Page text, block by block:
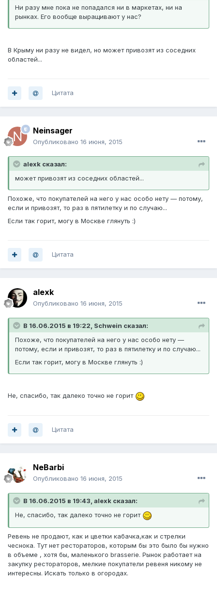
Ни разу мне пока не попадался ни в маркетах, ни на
рынках. Его вообще выращивают у нас?
В Крыму ни разу не видел, но может привозят из соседних
областей...
Цитата
Neinsager
Опубликовано 16 июня, 2015
alexk сказал:
может привозят из соседних областей...
Похоже, что покупателей на него у нас особо нету — потому,
если и привозят, то раз в пятилетку и по случаю...
Если так горит, могу в Москве глянуть :)
Цитата
alexk
Опубликовано 16 июня, 2015
В 16.06.2015 в 19:22, Schwein сказал:
Похоже, что покупателей на него у нас особо нету —
потому, если и привозят, то раз в пятилетку и по случаю...
Если так горит, могу в Москве глянуть :)
Не, спасибо, так далеко точно не горит
Цитата
NeBarbi
Опубликовано 16 июня, 2015
В 16.06.2015 в 19:43, alexk сказал:
Не, спасибо, так далеко точно не горит
Ревень не продают, как и цветки кабачка,как и стрелки
чеснока. Тут нет рестораторов, которым бы это было бы нужно
в объеме , хотя бы, маленького brasserie. Рынок работает на
закупку рестораторов, мелкие покупатели ревеня никому не
интересны. Искать только в огородах.